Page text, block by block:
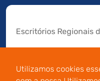
Utilizamos cookies
Escritórios Regionais